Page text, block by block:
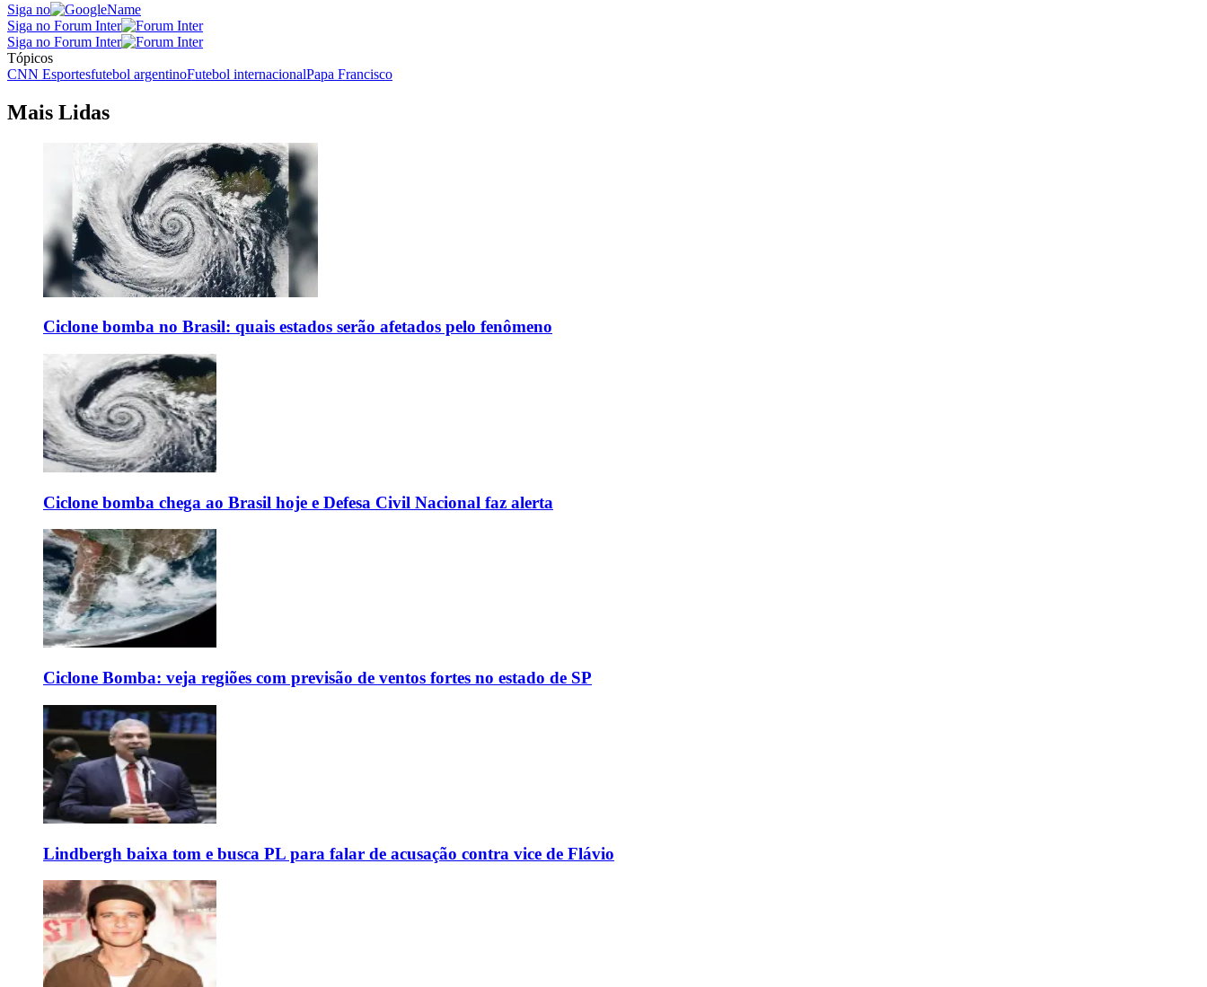
Siga no
Siga no Forum Inter
Siga no Forum Inter
Tópicos
CNN Esportesfutebol argentinoFutebol internacionalPapa Francisco
Mais Lidas
Ciclone bomba no Brasil: quais estados serão afetados pelo fenômeno
Ciclone bomba chega ao Brasil hoje e Defesa Civil Nacional faz alerta
Ciclone Bomba: veja regiões com previsão de ventos fortes no estado de SP
Lindbergh baixa tom e busca PL para falar de acusação contra vice de Flávio